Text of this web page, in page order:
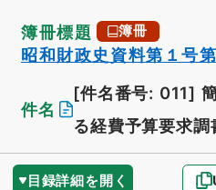
簿冊標題 簿冊
昭和財政史資料第１号
件名
[件名番号: 011]
る経費予算要求調
目録詳細を開く